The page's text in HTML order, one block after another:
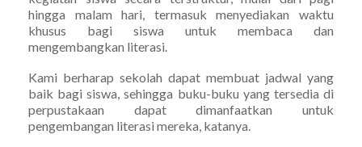
hingga malam hari, termasuk menyediakan waktu
khusus bagi siswa untuk membaca dan
mengembangkan literasi.
Kami berharap sekolah dapat membuat jadwal yang
baik bagi siswa, sehingga buku-buku yang tersedia di
perpustakaan dapat dimanfaatkan untuk
pengembangan literasi mereka, katanya.